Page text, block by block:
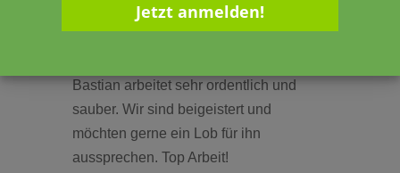
Bastian arbeitet sehr ordentlich und
sauber. Wir sind beigeistert und
möchten gerne ein Lob für ihn
aussprechen. Top Arbeit!